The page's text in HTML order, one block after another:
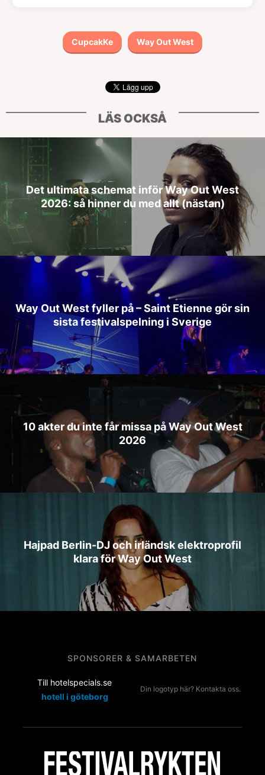
CupcakKe Way Out West
LÄS OCKSÅ
Det ultimata schemat inför Way Out West
2026: så hinner du med allt (nästan)
Way Out West fyller på – Saint Etienne gör sin
sista festivalspelning i Sverige
10 akter du inte får missa på Way Out West
2026
Hajpad Berlin-DJ och irländsk elektroprofil
klara för Way Out West
SPONSORER & SAMARBETEN
Till hotelspecials.se
hotell i göteborg
Din logotyp här? Kontakta oss.